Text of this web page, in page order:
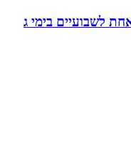
בימי ג